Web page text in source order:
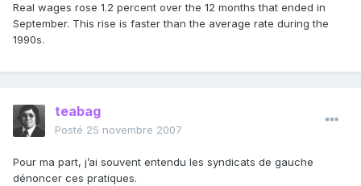
Real wages rose 1.2 percent over the 12 months that ended in
September. This rise is faster than the average rate during the
1990s.
teabag
Posté 25 novembre 2007
Pour ma part, j’ai souvent entendu les syndicats de gauche
dénoncer ces pratiques.